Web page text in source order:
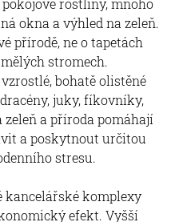
okna a výhled na zeleň.
přírodě, ne o tapetách
stromech.
bohatě olistěné
juky, fíkovníky,
zeleň a příroda pomáhají
a poskytnout určitou
stresu.
kancelářské komplexy
efekt. Vyšší